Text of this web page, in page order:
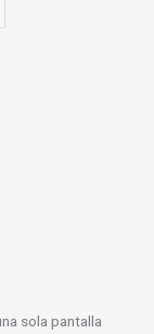
sola pantalla